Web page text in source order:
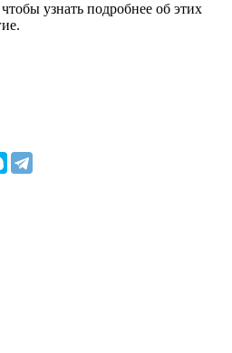
узнать подробнее об этих